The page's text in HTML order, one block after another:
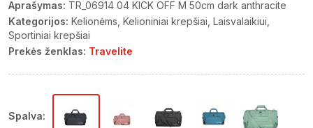
Aprašymas: TR_06914 04 KICK OFF M 50cm dark anthracite
Kategorijos: Kelionėms Kelioniniai krepšiai Laisvalaikiui
Sportiniai krepšiai
Prekės ženklas: Travelite
Spalva: